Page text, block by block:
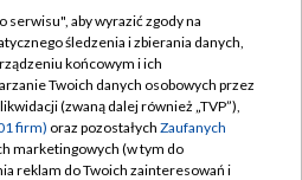
TVP
TVP
prywatności
zgody
serwisu", aby wyrazić zgody na
śledzenia i zbierania danych,
końcowym i ich
Twoich danych osobowych przez
(zwaną dalej również „TVP”),
firm) oraz pozostałych Zaufanych
marketingowych (w tym do
reklam do Twoich zainteresowań i